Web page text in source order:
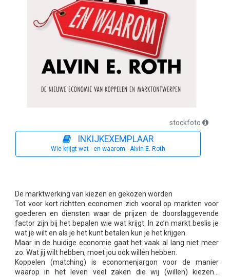
stockfoto
INKIJKEXEMPLAAR
Wie krijgt wat - en waarom - Alvin E. Roth
De marktwerking van kiezen en gekozen worden
Tot voor kort richtten economen zich vooral op markten voor
goederen en diensten waar de prijzen de doorslaggevende
factor zijn bij het bepalen wie wat krijgt. In zo’n markt beslis je
wat je wilt en als je het kunt betalen kun je het krijgen.
Maar in de huidige economie gaat het vaak al lang niet meer
zo. Wat jij wilt hebben, moet jou ook willen hebben.
Koppelen (matching) is economenjargon voor de manier
waarop in het leven veel zaken die wij (willen) kiezen...